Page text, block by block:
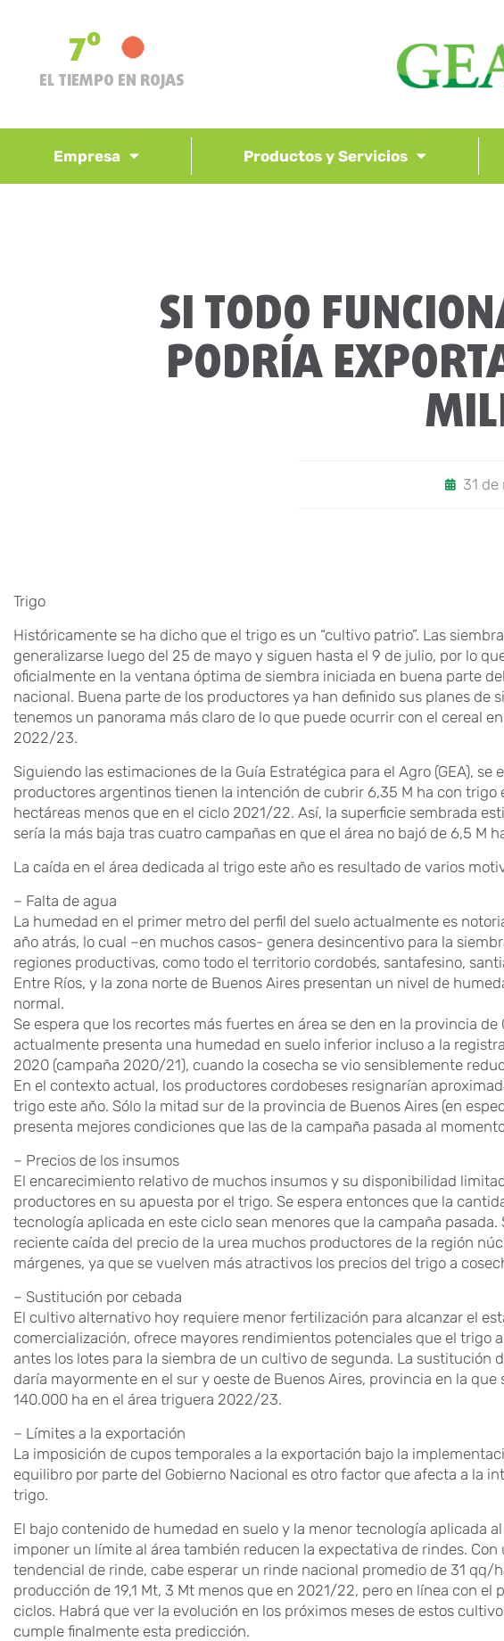
7º
EL TIEMPO EN ROJAS
Empresa Productos y Servicios
SI TODO
PODRÍA
31
Trigo
Históricamente se ha dicho que el trigo es un “cultivo patrio”. Las
generalizarse luego del 25 de mayo y siguen hasta el 9 de julio, por lo
oficialmente en la ventana óptima de siembra iniciada en buena parte
nacional. Buena parte de los productores ya han definido sus planes de
tenemos un panorama más claro de lo que puede ocurrir con el cereal
2022/23.
Siguiendo las estimaciones de la Guía Estratégica para el Agro (GEA), se
productores argentinos tienen la intención de cubrir 6,35 M ha con trigo
hectáreas menos que en el ciclo 2021/22. Así, la superficie sembrada
sería la más baja tras cuatro campañas en que el área no bajó de 6,5 M
La caída en el área dedicada al trigo este año es resultado de varios
– Falta de agua
La humedad en el primer metro del perfil del suelo actualmente es
año atrás, lo cual –en muchos casos- genera desincentivo para la
regiones productivas, como todo el territorio cordobés, santafesino,
Entre Ríos, y la zona norte de Buenos Aires presentan un nivel de
normal.
Se espera que los recortes más fuertes en área se den en la provincia de
actualmente presenta una humedad en suelo inferior incluso a la
2020 (campaña 2020/21), cuando la cosecha se vio sensiblemente
En el contexto actual, los productores cordobeses resignarían
trigo este año. Sólo la mitad sur de la provincia de Buenos Aires (en
presenta mejores condiciones que las de la campaña pasada al
– Precios de los insumos
El encarecimiento relativo de muchos insumos y su disponibilidad
productores en su apuesta por el trigo. Se espera entonces que la
tecnología aplicada en este ciclo sean menores que la campaña pasada.
reciente caída del precio de la urea muchos productores de la región
márgenes, ya que se vuelven más atractivos los precios del trigo a
– Sustitución por cebada
El cultivo alternativo hoy requiere menor fertilización para alcanzar el
comercialización, ofrece mayores rendimientos potenciales que el trigo
antes los lotes para la siembra de un cultivo de segunda. La sustitución
daría mayormente en el sur y oeste de Buenos Aires, provincia en la que
140.000 ha en el área triguera 2022/23.
– Límites a la exportación
La imposición de cupos temporales a la exportación bajo la
equilibro por parte del Gobierno Nacional es otro factor que afecta a la
trigo.
El bajo contenido de humedad en suelo y la menor tecnología aplicada
imponer un límite al área también reducen la expectativa de rindes. Con
tendencial de rinde, cabe esperar un rinde nacional promedio de 31 qq/
producción de 19,1 Mt, 3 Mt menos que en 2021/22, pero en línea con el
ciclos. Habrá que ver la evolución en los próximos meses de estos
cumple finalmente esta predicción.